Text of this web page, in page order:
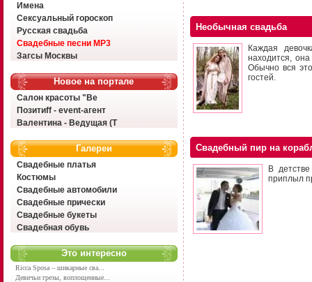
Имена
Сексуальный гороскоп
Русская свадьба
Свадебные песни MP3
Загсы Москвы
Новое на портале
Салон красоты "Ве
Позитиff - event-агент
Валентина - Ведущая (Т
Галереи
Свадебные платья
Костюмы
Свадебные автомобили
Свадебные прически
Свадебные букеты
Свадебная обувь
Это интересно
Ricca Sposa – шикарные сва...
Девичьи грезы, воплощенные...
Необычная свадьба
Каждая
находится,
Обычно вся
гостей.
Свадебный пир на
В
приплыл